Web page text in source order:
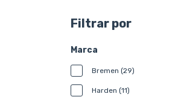
Filtrar por
Marca
Bremen (29)
Harden (11)